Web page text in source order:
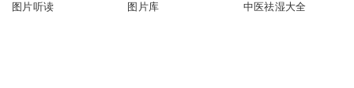
图片听读 图片库 中医祛湿大全